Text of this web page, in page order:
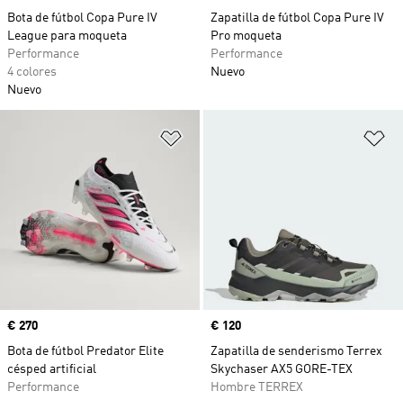
Bota de fútbol Copa Pure IV
League para moqueta
Performance
4 colores
Nuevo
Zapatilla de fútbol Copa Pure IV
Pro moqueta
Performance
Nuevo
Precio
€ 270
Bota de fútbol Predator Elite
césped artificial
Performance
Precio
€ 120
Zapatilla de senderismo Terrex
Skychaser AX5 GORE-TEX
Hombre TERREX